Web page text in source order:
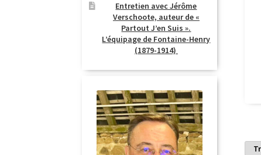
Entretien avec Jérôme
Verschoote, auteur de «
Partout J’en Suis ».
L’équipage de Fontaine-Henry
(1879-1914)